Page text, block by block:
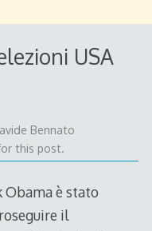
USA
Bennato
this post.
Obama è stato
il